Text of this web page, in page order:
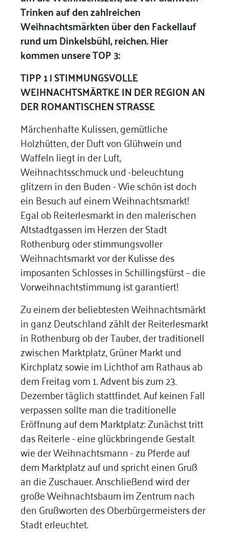
Trinken auf den zahlreichen
Weihnachtsmärkten über den Fackellauf
rund um Dinkelsbühl, reichen. Hier
kommen unsere TOP 3:
TIPP 1 | STIMMUNGSVOLLE
WEIHNACHTSMÄRTKE IN DER REGION AN
DER ROMANTISCHEN STRASSE
Märchenhafte Kulissen, gemütliche
Holzhütten, der Duft von Glühwein und
Waffeln liegt in der Luft,
Weihnachtsschmuck und -beleuchtung
glitzern in den Buden - Wie schön ist doch
ein Besuch auf einem Weihnachtsmarkt!
Egal ob Reiterlesmarkt in den malerischen
Altstadtgassen im Herzen der Stadt
Rothenburg oder stimmungsvoller
Weihnachtsmarkt vor der Kulisse des
imposanten Schlosses in Schillingsfürst – die
Vorweihnachtstimmung ist garantiert!
Zu einem der beliebtesten Weihnachtsmärkt
in ganz Deutschland zählt der Reiterlesmarkt
in Rothenburg ob der Tauber, der traditionell
zwischen Marktplatz, Grüner Markt und
Kirchplatz sowie im Lichthof am Rathaus ab
dem Freitag vom 1. Advent bis zum 23.
Dezember täglich stattfindet. Auf keinen Fall
verpassen sollte man die traditionelle
Eröffnung auf dem Marktplatz: Zunächst tritt
das Reiterle - eine glückbringende Gestalt
wie der Weihnachtsmann - zu Pferde auf
dem Marktplatz auf und spricht einen Gruß
an die Zuschauer. Anschließend wird der
große Weihnachtsbaum im Zentrum nach
den Grußworten des Oberbürgermeisters der
Stadt erleuchtet.